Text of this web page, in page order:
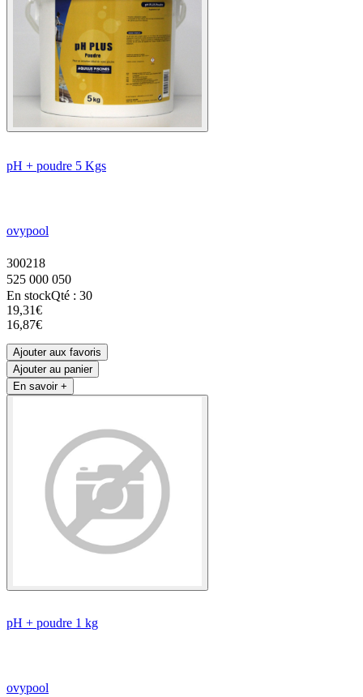
pH + poudre 5 Kgs
ovypool
300218
525 000 050
En stockQté : 30
19,31€
16,87€
Ajouter aux favoris
Ajouter au panier
En savoir +
pH + poudre 1 kg
ovypool